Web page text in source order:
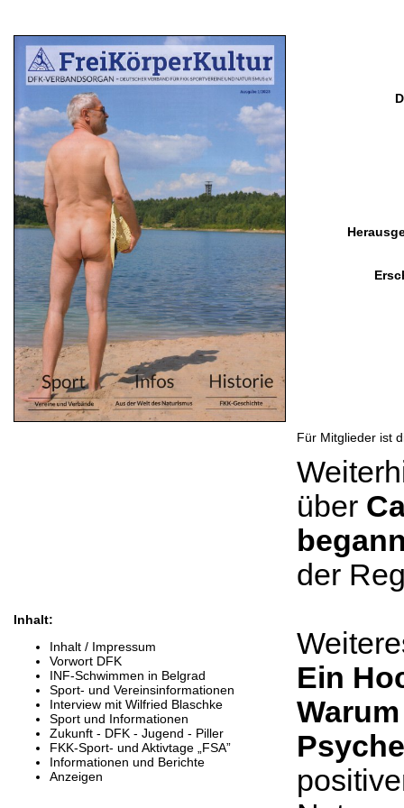
Für Mitglieder ist
Inhalt:
Inhalt / Impressum
Vorwort DFK
INF-Schwimmen in Belgrad
Sport- und Vereinsinformationen
Interview mit Wilfried Blaschke
Sport und Informationen
Zukunft - DFK - Jugend - Piller
FKK-Sport- und Aktivtage „FSA”
Informationen und Berichte
Anzeigen
über
der
Ein